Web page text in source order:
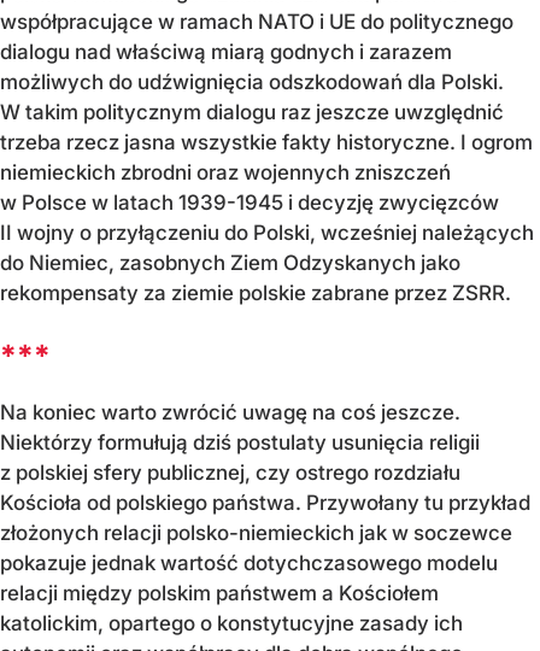
współpracujące w ramach NATO i UE do politycznego
dialogu nad właściwą miarą godnych i zarazem
możliwych do udźwignięcia odszkodowań dla Polski.
W takim politycznym dialogu raz jeszcze uwzględnić
trzeba rzecz jasna wszystkie fakty historyczne. I ogrom
niemieckich zbrodni oraz wojennych zniszczeń
w Polsce w latach 1939-1945 i decyzję zwycięzców
II wojny o przyłączeniu do Polski, wcześniej należących
do Niemiec, zasobnych Ziem Odzyskanych jako
rekompensaty za ziemie polskie zabrane przez ZSRR.
***
Na koniec warto zwrócić uwagę na coś jeszcze.
Niektórzy formułują dziś postulaty usunięcia religii
z polskiej sfery publicznej, czy ostrego rozdziału
Kościoła od polskiego państwa. Przywołany tu przykład
złożonych relacji polsko-niemieckich jak w soczewce
pokazuje jednak wartość dotychczasowego modelu
relacji między polskim państwem a Kościołem
katolickim, opartego o konstytucyjne zasady ich